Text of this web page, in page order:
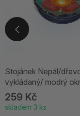
Stojánek Nepál/
vykládaný/ modrý
259 Kč
skladem 3 ks